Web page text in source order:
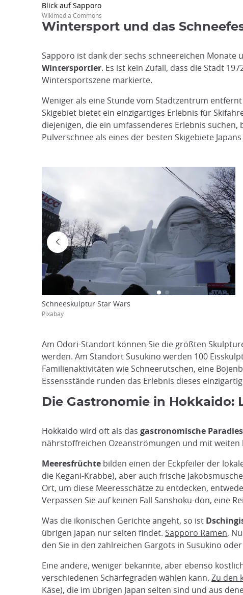
Blick auf Sapporo
Wikimedia Commons
Wintersport und das
Sapporo ist dank der sechs schneereichen Monate
Wintersportler. Es ist kein Zufall, dass die Stadt
Wintersportszene markierte.
Weniger als eine Stunde vom Stadtzentrum
Skigebiet bietet ein einzigartiges Erlebnis für
diejenigen, die ein umfassenderes Erlebnis suchen,
Pulverschnee als eines der besten Skigebiete
Schneeskulptur Star Wars
Pixabay
Am Odori-Standort können Sie die größten
werden. Am Standort Susukino werden 100
Familienaktivitäten wie Schneerutschen, eine
Essensstände runden das Erlebnis dieses
Die Gastronomie in Hokkaido:
Hokkaido wird oft als das gastronomische
nährstoffreichen Ozeanströmungen und mit
Meeresfrüchte bilden einen der Eckpfeiler der
die Kegani-Krabbe), aber auch frische
Ort, um diese Meeresschätze zu entdecken,
Verpassen Sie auf keinen Fall Sanshoku-don, eine
Was die ikonischen Gerichte angeht, so ist
übrigen Japan nur selten findet. Sapporo Ramen,
den Sie in den zahlreichen Gargots in Susukino
Eine andere, weniger bekannte, aber ebenso
verschiedenen Schärfegraden wählen kann. Zu den
Käse), die im übrigen Japan selten sind und aus